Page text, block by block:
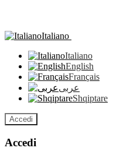
Italiano
Italiano
English
Français
عربى
Shqiptare
Accedi
Accedi